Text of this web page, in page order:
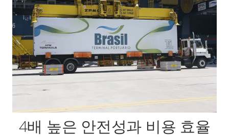
4배 높은 안전성과 비용 효율